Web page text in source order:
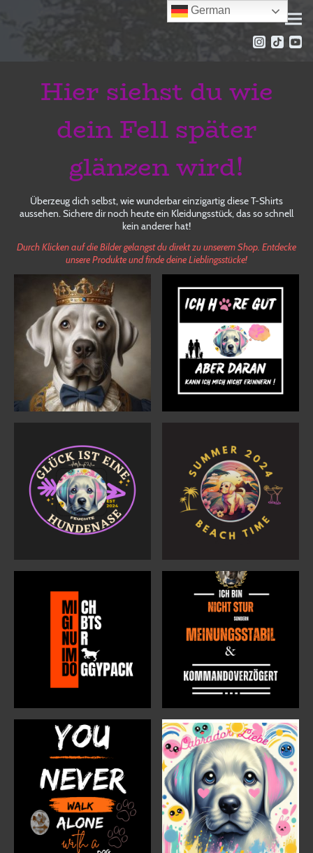
Hier siehst du wie
dein Fell später
glänzen wird!
Überzeug dich selbst, wie wunderbar einzigartig diese T-Shirts
aussehen. Sichere dir noch heute ein Kleidungsstück, das so schnell
kein anderer hat!
Durch Klicken auf die Bilder gelangst du direkt zu unserem Shop. Entdecke
unsere Produkte und finde deine Lieblingsstücke!
German